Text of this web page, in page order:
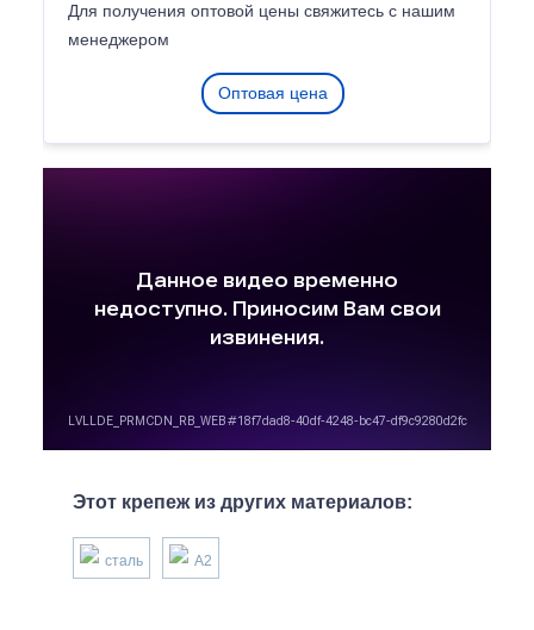
Для получения оптовой цены свяжитесь с нашим
менеджером
Оптовая цена
Этот крепеж из других материалов:
сталь А2